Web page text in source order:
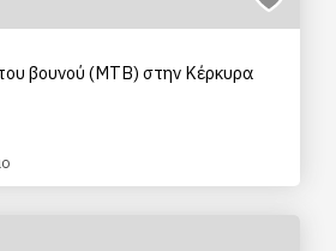
βουνού (MTB) στην Κέρκυρα